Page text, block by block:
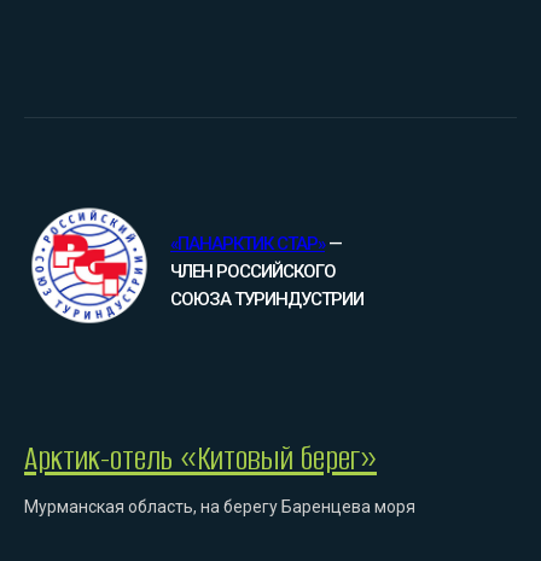
«ПАНАРКТИК СТАР»—
ЧЛЕН РОССИЙСКОГО
СОЮЗА ТУРИНДУСТРИИ
Арктик-отель «Китовый берег»
Мурманская область, на берегу Баренцева моря